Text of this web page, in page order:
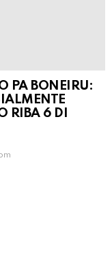
PA BONEIRU:
RIBA 6 DI